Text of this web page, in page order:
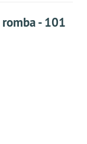
- 101